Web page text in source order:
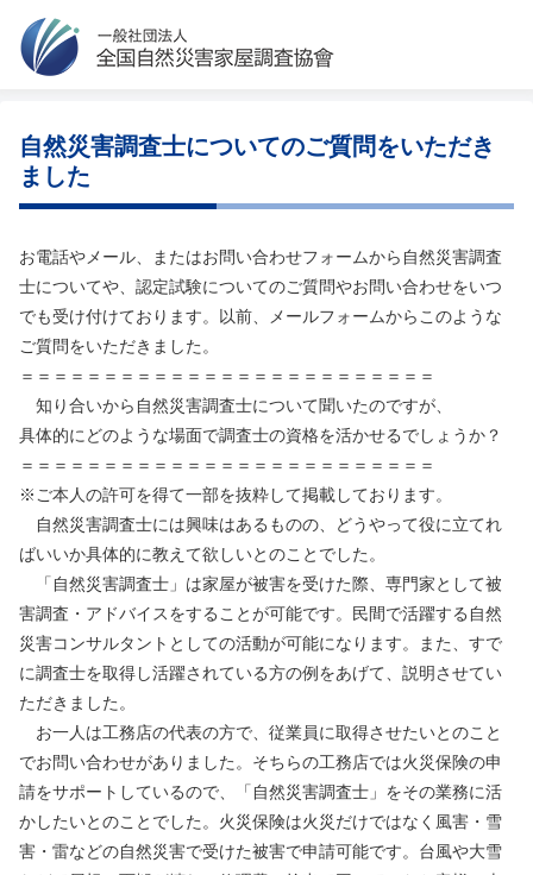
自然災害調査士についてのご質問をいただき
ました
お電話やメール、またはお問い合わせフォームから自然災害調査
士についてや、認定試験についてのご質問やお問い合わせをいつ
でも受け付けております。以前、メールフォームからこのような
ご質問をいただきました。
＝＝＝＝＝＝＝＝＝＝＝＝＝＝＝＝＝＝＝＝＝＝＝＝＝
知り合いから自然災害調査士について聞いたのですが、
具体的にどのような場面で調査士の資格を活かせるでしょうか？
＝＝＝＝＝＝＝＝＝＝＝＝＝＝＝＝＝＝＝＝＝＝＝＝＝
※ご本人の許可を得て一部を抜粋して掲載しております。
自然災害調査士には興味はあるものの、どうやって役に立てれ
ばいいか具体的に教えて欲しいとのことでした。
「自然災害調査士」は家屋が被害を受けた際、専門家として被
害調査・アドバイスをすることが可能です。民間で活躍する自然
災害コンサルタントとしての活動が可能になります。また、すで
に調査士を取得し活躍されている方の例をあげて、説明させてい
ただきました。
お一人は工務店の代表の方で、従業員に取得させたいとのこと
でお問い合わせがありました。そちらの工務店では火災保険の申
請をサポートしているので、「自然災害調査士」をその業務に活
かしたいとのことでした。火災保険は火災だけではなく風害・雪
害・雷などの自然災害で受けた被害で申請可能です。台風や大雪